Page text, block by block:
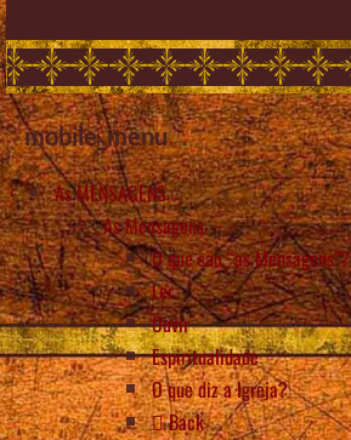
mobile_menu
As MENSAGENS
As Mensagens
O que são “as Mensagens”?
Ler
Ouvir
Espiritualidade
O que diz a Igreja?
Back